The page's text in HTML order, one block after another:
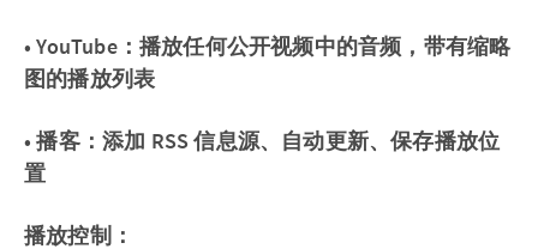
• YouTube：播放任何公开视频中的音频，带有缩略
图的播放列表
• 播客：添加 RSS 信息源、自动更新、保存播放位
置
播放控制：